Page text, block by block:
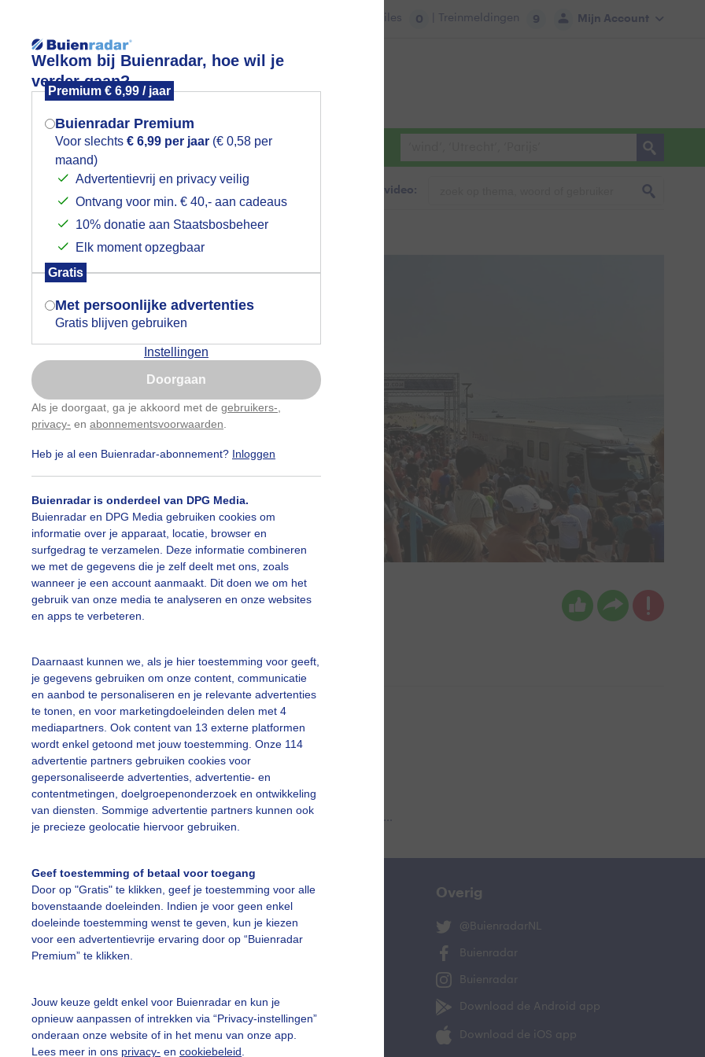
Welkom bij Buienradar, hoe wil je
verder gaan?
Premium € 6,99 / jaar
Buienradar Premium
Voor slechts € 6,99 per jaar (€ 0,58 per
maand)
Advertentievrij en privacy veilig
Ontvang voor min. € 40,- aan cadeaus
10% donatie aan Staatsbosbeheer
Elk moment opzegbaar
Gratis
Met persoonlijke advertenties
Gratis blijven gebruiken
Instellingen
Doorgaan
Als je doorgaat, ga je akkoord met de gebruikers-
privacy- en abonnementsvoorwaarden
Heb je al een Buienradar-abonnement? Inloggen
Buienradar is onderdeel van DPG Media.
Buienradar en DPG Media gebruiken cookies om
informatie over je apparaat, locatie, browser en
surfgedrag te verzamelen. Deze informatie combineren
we met de gegevens die je zelf deelt met ons, zoals
wanneer je een account aanmaakt. Dit doen we om het
gebruik van onze media te analyseren en onze websites
en apps te verbeteren.
Daarnaast kunnen we, als je hier toestemming voor geeft,
je gegevens gebruiken om onze content, communicatie
en aanbod te personaliseren en je relevante advertenties
te tonen, en voor marketingdoeleinden delen met 4
mediapartners. Ook content van 13 externe platformen
wordt enkel getoond met jouw toestemming. Onze 114
advertentie partners gebruiken cookies voor
gepersonaliseerde advertenties, advertentie- en
contentmetingen, doelgroepenonderzoek en ontwikkeling
van diensten. Sommige advertentie partners kunnen ook
je precieze geolocatie hiervoor gebruiken.
Geef toestemming of betaal voor toegang
Door op "Gratis" te klikken, geef je toestemming voor alle
bovenstaande doeleinden. Indien je voor geen enkel
doeleinde toestemming wenst te geven, kun je kiezen
voor een advertentievrije ervaring door op “Buienradar
Premium” te klikken.
Jouw keuze geldt enkel voor Buienradar en kun je
opnieuw aanpassen of intrekken via “Privacy-instellingen”
onderaan onze website of in het menu van onze app.
Lees meer in ons privacy- en cookiebeleid
Mijn Account
Files 0 | Treinmeldingen 9
Foto en video Weerzine
Zoeken in foto & video:
Anne-Marie van Iersel Gemaakt: 14-08-2025, 42x bekeken
slideshow
Een moment geduld aub...
vragen
Mijn weer
De Bilt
Overig
@BuienradarNL
Buienradar
Buienradar
Download de Android app
Download de iOS app
Mogen we je locatie gebruiken voor
het weer?
Indien je hier nog geen akkoord op hebt
gegeven, verschijnt er zo een pop-up uit
je browser waarin deze toestemming
gevraagd wordt.
Is goed, toon de popup
Nu niet, misschien later
Gebruik je Safari en wil je niet elke dag deze pop-up
Klikhierom dit aan te passen